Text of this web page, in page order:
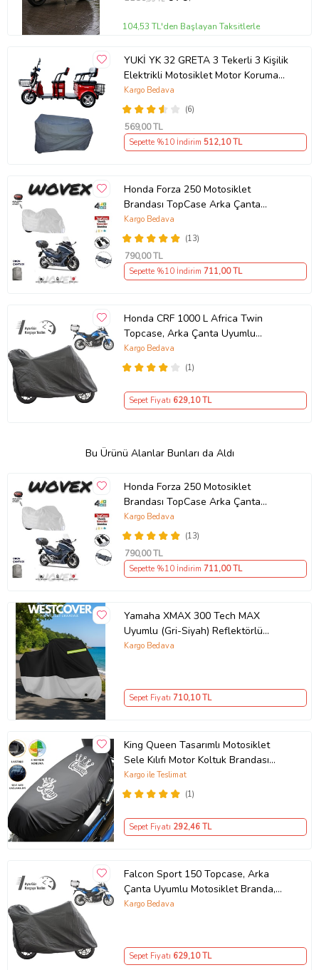
104,53 TL'den Başlayan Taksitlerle
YUKİ YK 32 GRETA 3 Tekerli 3 Kişilik
Elektrikli Motosiklet Motor Koruma
Brandası Ultra Dayanıklı
(6)
Kargo Bedava
569,00 TL
Sepette %10 İndirim 512,10 TL
Honda Forza 250 Motosiklet
Brandası TopCase Arka Çanta
Uyumlu Branda,Örtü
(13)
Kargo Bedava
790,00 TL
Sepette %10 İndirim 711,00 TL
Honda CRF 1000 L Africa Twin
Topcase, Arka Çanta Uyumlu
Motosiklet Branda, Motor Örtüsü ,
Çadır
(1)
Kargo Bedava
Sepet Fiyatı 629,10 TL
Bu Ürünü Alanlar Bunları da Aldı
Honda Forza 250 Motosiklet
Brandası TopCase Arka Çanta
Uyumlu Branda,Örtü
(13)
Kargo Bedava
790,00 TL
Sepette %10 İndirim 711,00 TL
Yamaha XMAX 300 Tech MAX
Uyumlu (Gri-Siyah) Reflektörlü
,Motosiklet Brandası,Motor Branda
Kargo Bedava
Sepet Fiyatı 710,10 TL
King Queen Tasarımlı Motosiklet
Sele Kılıfı Motor Koltuk Brandası
Siyah
(1)
Kargo ile Teslimat
Sepet Fiyatı 292,46 TL
Falcon Sport 150 Topcase, Arka
Çanta Uyumlu Motosiklet Branda,
Motor Örtüsü , Çadır
Kargo Bedava
Sepet Fiyatı 629,10 TL